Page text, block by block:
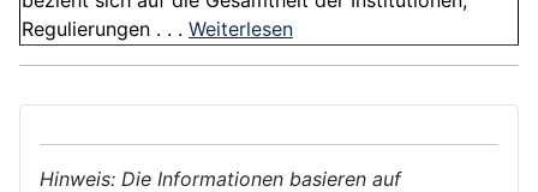
Regulierungen . . . Weiterlesen
Hinweis: Die Informationen basieren auf